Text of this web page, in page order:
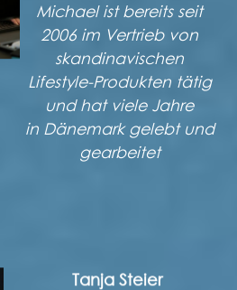
Michael ist bereits seit
2006 im Vertrieb von
skandinavischen
Lifestyle-Produkten tätig
und hat viele Jahre
in Dänemark gelebt und
gearbeitet
Tanja Steier